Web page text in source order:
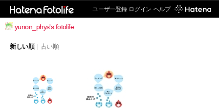
ユーザー登録 ログイン ヘルプ
yunon_phys's fotolife
新しい順 古い順